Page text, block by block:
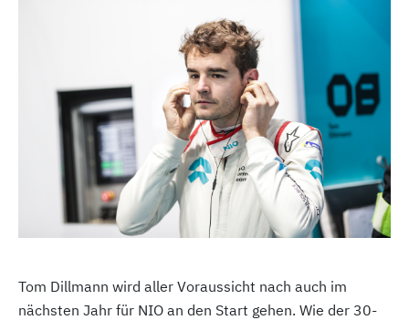
Tom Dillmann wird aller Voraussicht nach auch im
nächsten Jahr für NIO an den Start gehen. Wie der 30-